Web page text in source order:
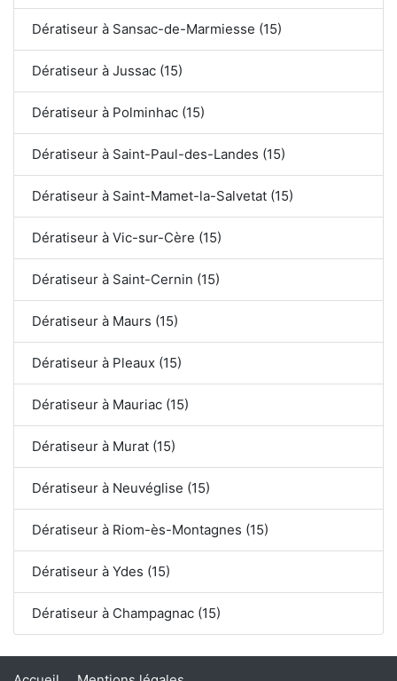
Dératiseur à Sansac-de-Marmiesse (15)
Dératiseur à Jussac (15)
Dératiseur à Polminhac (15)
Dératiseur à Saint-Paul-des-Landes (15)
Dératiseur à Saint-Mamet-la-Salvetat (15)
Dératiseur à Vic-sur-Cère (15)
Dératiseur à Saint-Cernin (15)
Dératiseur à Maurs (15)
Dératiseur à Pleaux (15)
Dératiseur à Mauriac (15)
Dératiseur à Murat (15)
Dératiseur à Neuvéglise (15)
Dératiseur à Riom-ès-Montagnes (15)
Dératiseur à Ydes (15)
Dératiseur à Champagnac (15)